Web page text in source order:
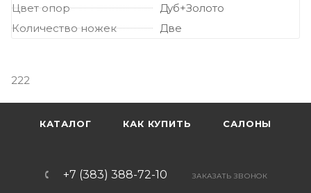
Цвет опор
Дуб+Золото
Количество ножек
Две
222
КАТАЛОГ КАК КУПИТЬ САЛОНЫ
+7 (383) 388-72-10 ЗАКАЗАТЬ ЗВОНОК